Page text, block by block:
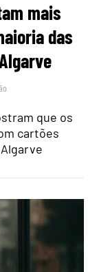
mais
das
que os
cartões